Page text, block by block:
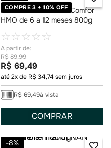
Fórmula Infantil NAN Comfor
HMO de 6 a 12 meses 800g
☆☆☆☆☆
R$89,99
R$ 69,49
até2x de R$34,74sem juros
R$ 69,49à vista
COMPRAR
COMPRE 3 + 10% OFF
-8%